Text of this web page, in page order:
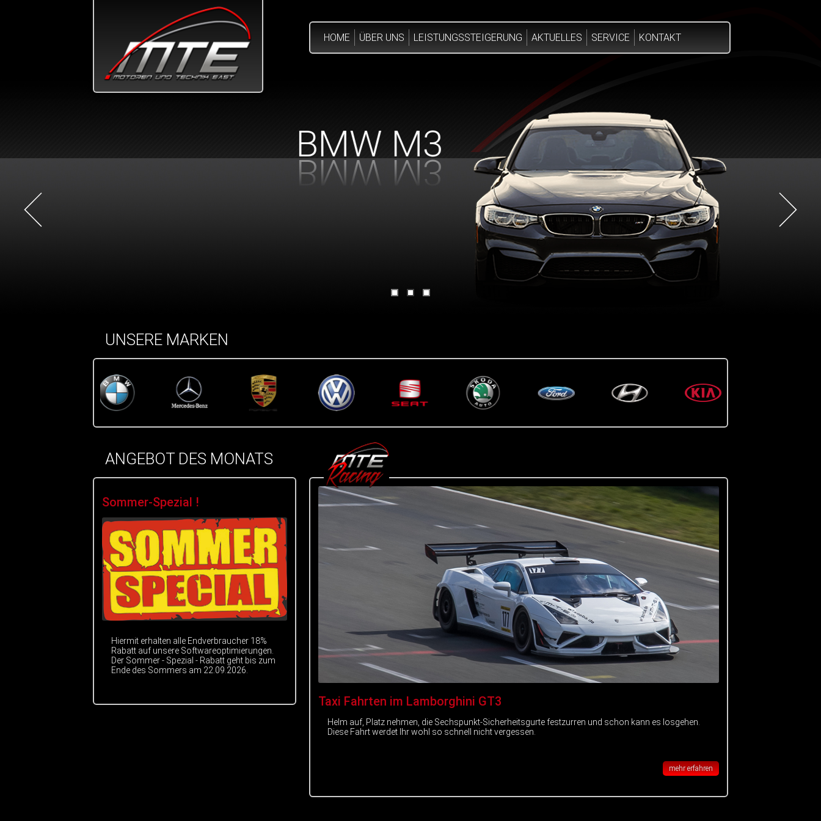
HOME ÜBER UNS LEISTUNGSSTEIGERUNG AKTUELLES SERVICE KONTAKT
BMW M3
UNSERE MARKEN
ANGEBOT DES MONATS
Sommer-Spezial !
Hiermit erhalten alle Endverbraucher 18%
Rabatt auf unsere Softwareoptimierungen.
Der Sommer - Spezial - Rabatt geht bis zum
Ende des Sommers am 22.09.2026.
Taxi Fahrten im Lamborghini GT3
Helm auf, Platz nehmen, die Sechspunkt-Sicherheitsgurte festzurren und schon kann es losgehen.
Diese Fahrt werdet Ihr wohl so schnell nicht vergessen.
mehr erfahren